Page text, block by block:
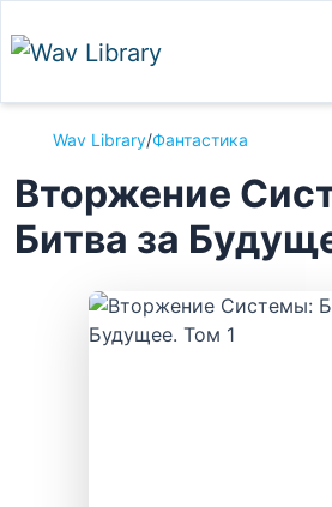
Wav Library/Фантастика
Вторжение
Битва за